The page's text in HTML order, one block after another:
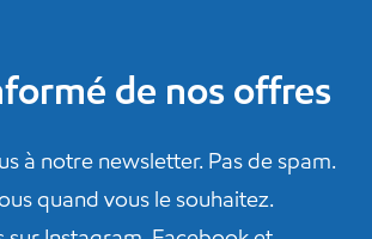
de nos offres
à notre newsletter. Pas de spam.
quand vous le souhaitez.